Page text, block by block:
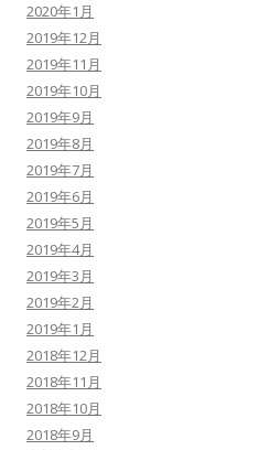
2020年1月
2019年12月
2019年11月
2019年10月
2019年9月
2019年8月
2019年7月
2019年6月
2019年5月
2019年4月
2019年3月
2019年2月
2019年1月
2018年12月
2018年11月
2018年10月
2018年9月